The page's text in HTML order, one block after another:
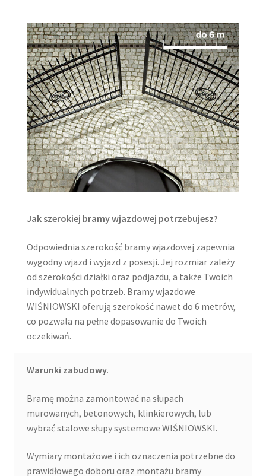
Jak szerokiej bramy wjazdowej potrzebujesz?
Odpowiednia szerokość bramy wjazdowej zapewnia
wygodny wjazd i wyjazd z posesji. Jej rozmiar zależy
od szerokości działki oraz podjazdu, a także Twoich
indywidualnych potrzeb. Bramy wjazdowe
WIŚNIOWSKI oferują szerokość nawet do 6 metrów,
co pozwala na pełne dopasowanie do Twoich
oczekiwań.
Warunki zabudowy.
Bramę można zamontować na słupach
murowanych, betonowych, klinkierowych, lub
wybrać stalowe słupy systemowe WIŚNIOWSKI.
Wymiary montażowe i ich oznaczenia potrzebne do
prawidłowego doboru oraz montażu bramy